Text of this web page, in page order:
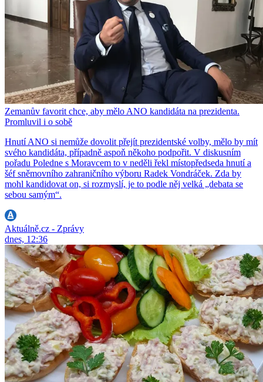
Zemanův favorit chce, aby mělo ANO kandidáta na prezidenta.
Promluvil i o sobě
Hnutí ANO si nemůže dovolit přejít prezidentské volby, mělo by mít
svého kandidáta, případně aspoň někoho podpořit. V diskusním
pořadu Poledne s Moravcem to v neděli řekl místopředseda hnutí a
šéf sněmovního zahraničního výboru Radek Vondráček. Zda by
mohl kandidovat on, si rozmyslí, je to podle něj velká „debata se
sebou samým“.
Aktuálně.cz - Zprávy
dnes, 12:36